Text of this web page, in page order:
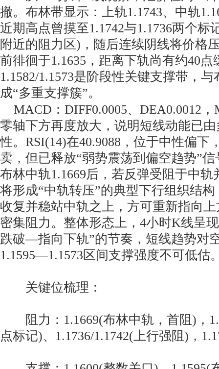
撤。布林带显示：上轨1.1743、中轨
近期高点曾摸至1.1742与1.1736两个标
附近的阻力区)，随后连续阴线将价格
前徘徊于1.1635，距离下轨尚有约40
1.1582/1.1573是阶段性关键支撑带，与
成“多重支撑簇”。
MACD：DIFF0.0005、DEA0.0012，
零轴下方再度放大，说明短线动能已
性。RSI(14)在40.9088，位于中性偏下
卖，但已释放“弱势震荡到偏空趋势”
布林中轨1.1669后，若反弹受阻于中
将形成“中轨转压”的典型下行组织结
收复并稳站中轨之上，方可重新指向上
密集阻力。整体形态上，4小时K线呈
跌破—指向下轨”的节奏，短线趋势对
1.1595—1.1573区间支撑强度不可低估
关键位梳理：
阻力：1.1669(布林中轨，首阻)，
点标记)、1.1736/1.1742(上行强阻)，